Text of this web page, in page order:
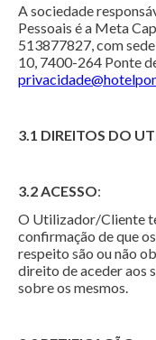
A sociedade
Pessoais é a Meta
513877827, com
10, 7400-264 Ponte
3.1 DIREITOS DO
3.2 ACESSO:
O Utilizador/Cliente
confirmação de que
respeito são ou não
direito de aceder aos
sobre os mesmos.